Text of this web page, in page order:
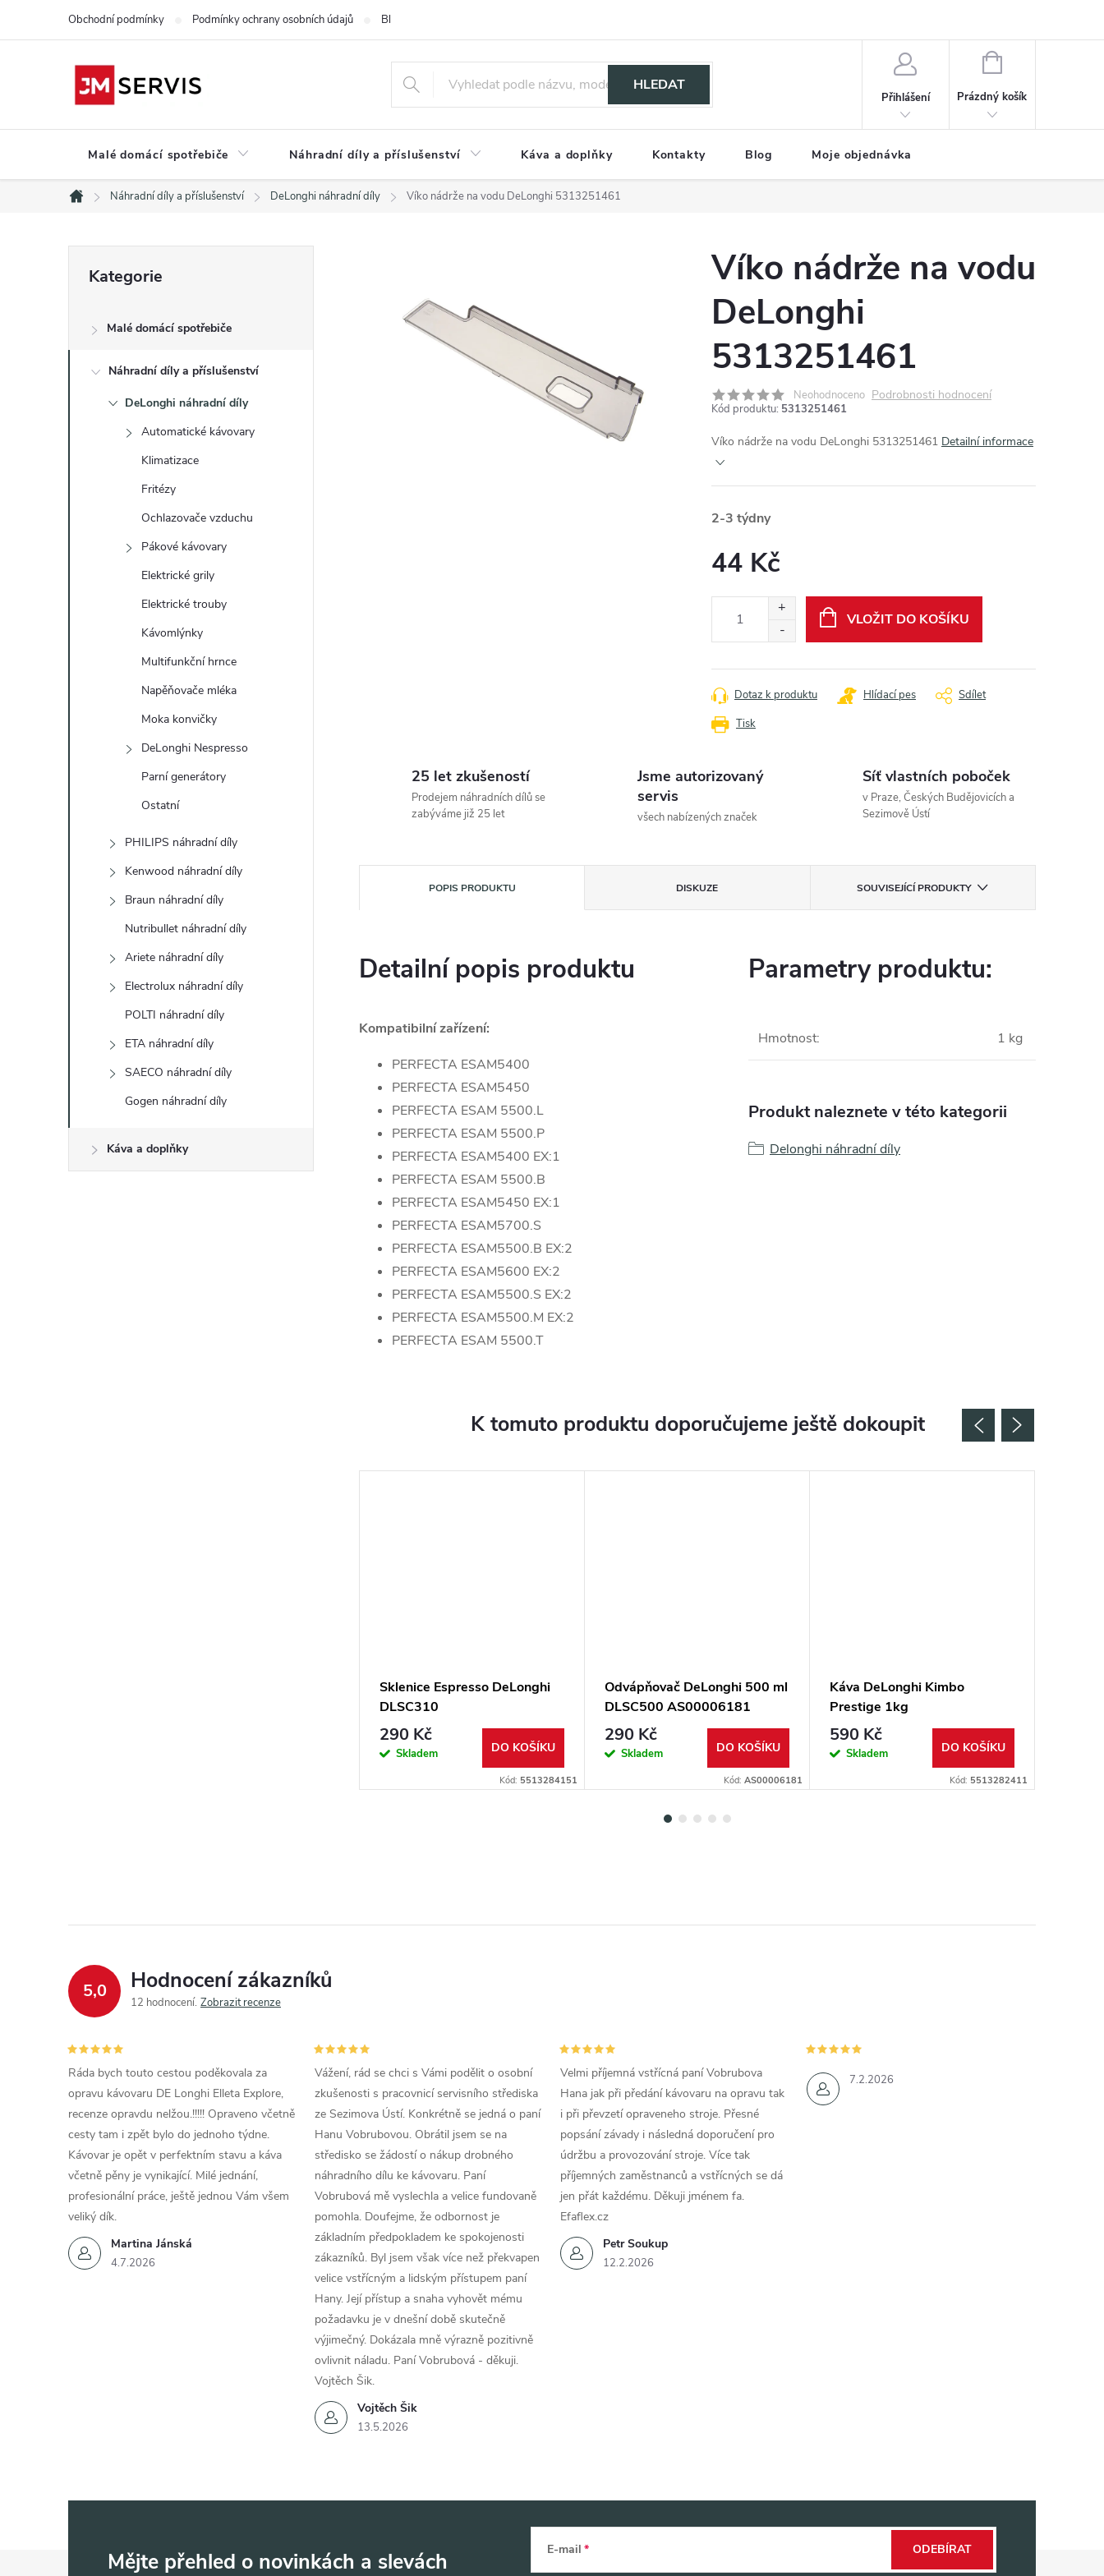
Obchodní podmínky Podmínky ochrany osobních údajů Blog
HLEDAT
Přihlášení
NÁKUPNÍ
Prázdný košík
Malé domácí spotřebiče Náhradní díly a příslušenství Káva a doplňky Kontakty Blog Moje objednávka
Domů
Náhradní díly a příslušenství DeLonghi náhradní díly Víko nádrže na vodu DeLonghi 5313251461
s
kategorie
Kategorie
Malé domácí spotřebiče
Náhradní díly a příslušenství
DeLonghi náhradní díly
Automatické kávovary
Klimatizace
Fritézy
Ochlazovače vzduchu
Pákové kávovary
Elektrické grily
Elektrické trouby
Kávomlýnky
Multifunkční hrnce
Napěňovače mléka
Moka konvičky
DeLonghi Nespresso
Parní generátory
Ostatní
PHILIPS náhradní díly
Kenwood náhradní díly
Braun náhradní díly
Nutribullet náhradní díly
Ariete náhradní díly
Electrolux náhradní díly
POLTI náhradní díly
ETA náhradní díly
SAECO náhradní díly
Gogen náhradní díly
Káva a doplňky
Víko nádrže na vodu
DeLonghi
5313251461
Neohodnoceno Podrobnosti hodnocení
Kód produktu: 5313251461
Víko nádrže na vodu DeLonghi 5313251461 Detailní informace
2-3 týdny
44 Kč
VLOŽIT DO KOŠÍKU
Tisk
Dotaz k produktu Hlídací pes Sdílet
25 let zkušeností
Prodejem náhradních dílů se
zabýváme již 25 let
Jsme autorizovaný
servis
všech nabízených značek
Síť vlastních poboček
v Praze, Českých Budějovicích a
Sezimově Ústí
POPIS PRODUKTU DISKUZE SOUVISEJÍCÍ PRODUKTY
Detailní popis produktu
Kompatibilní zařízení:
PERFECTA ESAM5400
PERFECTA ESAM5450
PERFECTA ESAM 5500.L
PERFECTA ESAM 5500.P
PERFECTA ESAM5400 EX:1
PERFECTA ESAM 5500.B
PERFECTA ESAM5450 EX:1
PERFECTA ESAM5700.S
PERFECTA ESAM5500.B EX:2
PERFECTA ESAM5600 EX:2
PERFECTA ESAM5500.S EX:2
PERFECTA ESAM5500.M EX:2
PERFECTA ESAM 5500.T
Parametry produktu:
Hmotnost: 1 kg
Produkt naleznete v této kategorii
Delonghi náhradní díly
K tomuto produktu doporučujeme ještě dokoupit
Sklenice Espresso DeLonghi
DLSC310
290 Kč
Skladem DO KOŠÍKU
Kód: 5513284151
Odvápňovač DeLonghi 500 ml
DLSC500 AS00006181
290 Kč
Skladem DO KOŠÍKU
Kód: AS00006181
Káva DeLonghi Kimbo
Prestige 1kg
590 Kč
Skladem DO KOŠÍKU
Kód: 5513282411
5,0 Hodnocení zákazníků
12 hodnocení Zobrazit recenze
Martina Jánská
4.7.2026
Ráda bych touto cestou poděkovala za
opravu kávovaru DE Longhi Elleta Explore,
recenze opravdu nelžou.!!!!! Opraveno včetně
cesty tam i zpět bylo do jednoho týdne.
Kávovar je opět v perfektním stavu a káva
včetně pěny je vynikající. Milé jednání,
profesionální práce, ještě jednou Vám všem
veliký dík.
Vojtěch Šik
13.5.2026
Vážení, rád se chci s Vámi podělit o osobní
zkušenosti s pracovnicí servisního střediska
ze Sezimova Ústí. Konkrétně se jedná o paní
Hanu Vobrubovou. Obrátil jsem se na
středisko se žádostí o nákup drobného
náhradního dílu ke kávovaru. Paní
Vobrubová mě vyslechla a velice fundovaně
pomohla. Doufejme, že odbornost je
základním předpokladem ke spokojenosti
zákazníků. Byl jsem však více než překvapen
velice vstřícným a lidským přístupem paní
Hany. Její přístup a snaha vyhovět mému
požadavku je v dnešní době skutečně
výjimečný. Dokázala mně výrazně pozitivně
ovlivnit náladu. Paní Vobrubová - děkuji.
Vojtěch Šik.
Petr Soukup
12.2.2026
Velmi příjemná vstřícná paní Vobrubova
Hana jak při předání kávovaru na opravu tak
i při převzetí opraveneho stroje. Přesné
popsání závady i následná doporučení pro
údržbu a provozování stroje. Více tak
příjemných zaměstnanců a vstřícných se dá
jen přát každému. Děkuji jménem fa.
Efaflex.cz
7.2.2026
Mějte přehled o novinkách a slevách E-mail ODEBÍRAT